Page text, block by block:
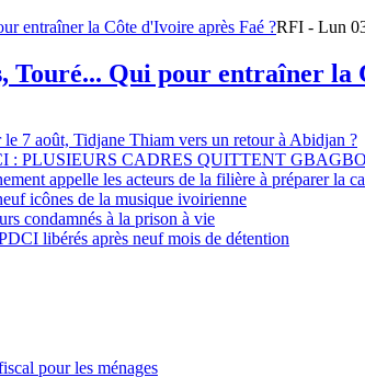
RFI - Lun
Touré... Qui pour entraîner la
7 août, Tidjane Thiam vers un retour à Abidjan ?
: PLUSIEURS CADRES QUITTENT
appelle les acteurs de la filière à préparer la
icônes de la musique ivoirienne
condamnés à la prison à vie
libérés après neuf mois de détention